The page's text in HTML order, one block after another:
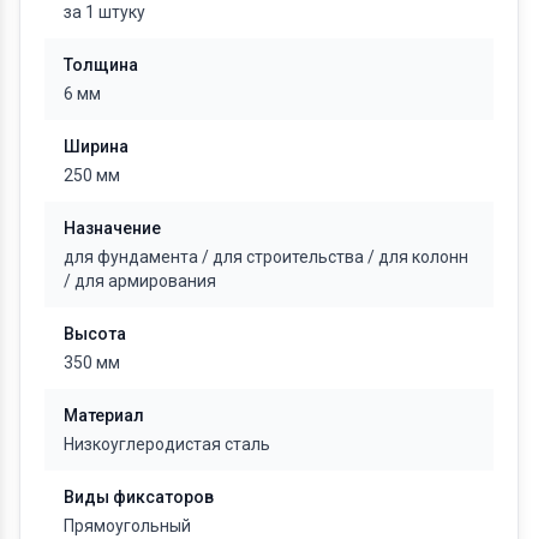
за 1 штуку
Толщина
6 мм
Ширина
250 мм
Назначение
для фундамента / для строительства / для колонн
/ для армирования
Высота
350 мм
Материал
Низкоуглеродистая сталь
Виды фиксаторов
Прямоугольный